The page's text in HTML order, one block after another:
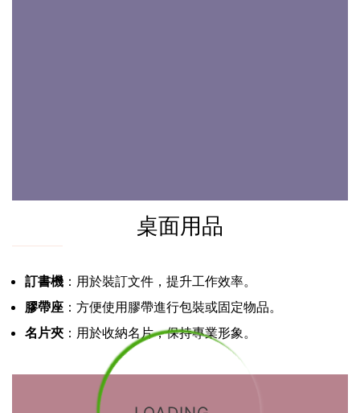
桌面用品
訂書機 ：用於裝訂文件，提升工作效率。
膠帶座 ：方便使用膠帶進行包裝或固定物品。
名片夾 ：用於收納名片，保持專業形象。